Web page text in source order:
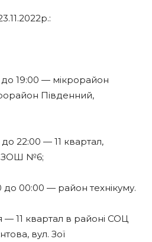
до 19:00 — мікрорайон
Південний,
22:00 — 11 квартал,
ЗОШ №6;
до 00:00 — район технікуму.
— 11 квартал в районі СОЦ
вул. Зої